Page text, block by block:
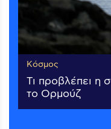
Κόσμος
Τι προβλέπει η
το Ορμούζ